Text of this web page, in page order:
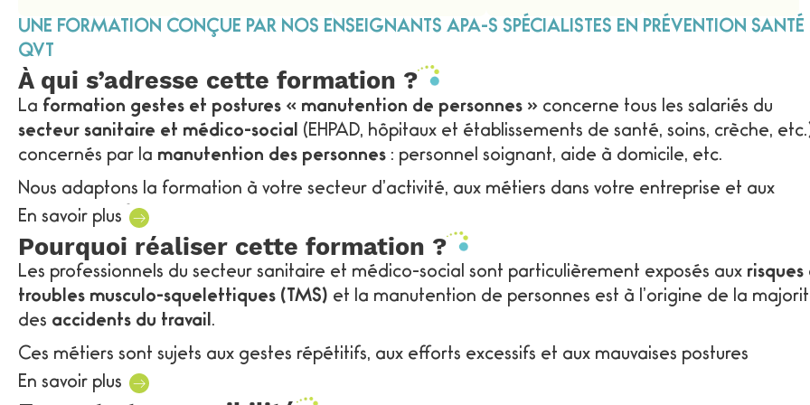
UNE FORMATION CONÇUE PAR NOS ENSEIGNANTS APA-S SPÉCIALISTES EN PRÉVENTION SANTÉ
QVT
À qui s’adresse cette formation ?
La formation gestes et postures « manutention de personnes » concerne tous les salariés du
secteur sanitaire et médico-social (EHPAD, hôpitaux et établissements de santé, soins, crèche,
concernés par la manutention des personnes : personnel soignant, aide à domicile, etc.
Nous adaptons la formation à votre secteur d’activité, aux métiers dans votre entreprise et aux
besoins spécifiques de vos collaborateurs.
Les établissements médico-sociaux emploient également des équipes administratives et de
exposées au travail sédentaire sur écran. Notreformation gestes et postures travail sur écranleur
spécifiquement adaptée.
En savoir plus
Pourquoi réaliser cette formation ?
Les professionnels du secteur sanitaire et médico-social sont particulièrement exposés aux risques
troubles musculo-squelettiques (TMS) et la manutention de personnes est à l’origine de la
des accidents du travail.
Ces métiers sont sujets aux gestes répétitifs, aux efforts excessifs et aux mauvaises postures
prolongées qui nuisent à la santé des équipes et représentent une vraie
En savoir plus